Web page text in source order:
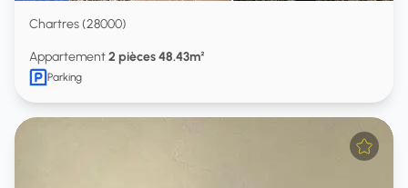
Chartres (28000)
Appartement2 pièces 48.43m²
Parking